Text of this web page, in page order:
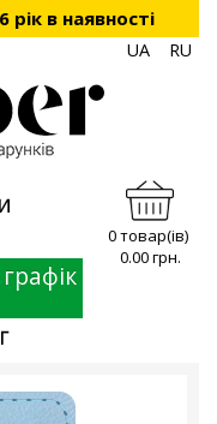
в наявності
UA RU
0 товар(ів)
0.00 грн.